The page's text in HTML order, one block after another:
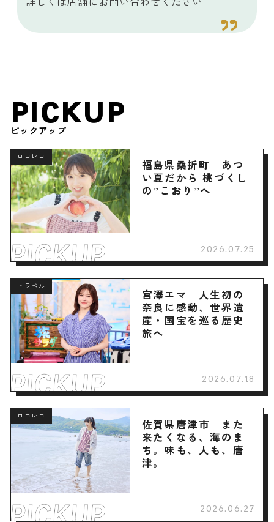
PICKUP
ピックアップ
ロコレコ
福島県桑折町｜あつ
い夏だから 桃づくし
の”こおり”へ
2026.07.25
トラベル
宮澤エマ 人生初の
奈良に感動、世界遺
産・国宝を巡る歴史
旅へ
2026.07.18
ロコレコ
佐賀県唐津市｜また
来たくなる、海のま
ち。味も、人も、唐
津。
2026.06.27